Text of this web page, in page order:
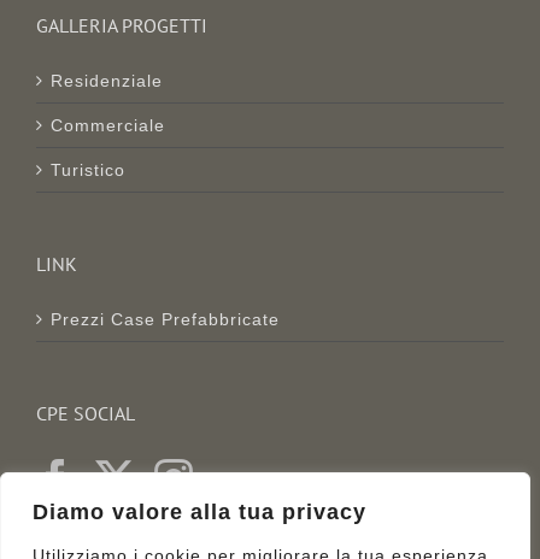
Diamo valore alla tua privacy
GALLERIA PROGETTI
Residenziale
Commerciale
Turistico
LINK
Prezzi Case Prefabbricate
CPE SOCIAL